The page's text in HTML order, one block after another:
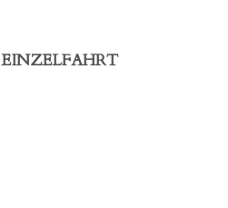
EINZELFAHRT